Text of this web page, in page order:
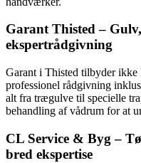
Garant Thisted –
ekspertrådgivning
Garant i Thisted tilbyder ikke
professionel rådgivning
alt fra trægulve til specielle
behandling af vådrum for at
CL Service & Byg –
bred ekspertise